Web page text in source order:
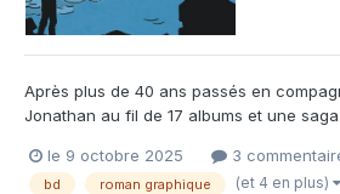
Après plus de 40 ans passés en
Jonathan au fil de 17 albums et une
d'Asie ! Il était déjà venu dans les Alpes
formidable A la recherche de Peter Pan
le 9 octobre 2025 3
bd roman graphique (et 4 en plus)